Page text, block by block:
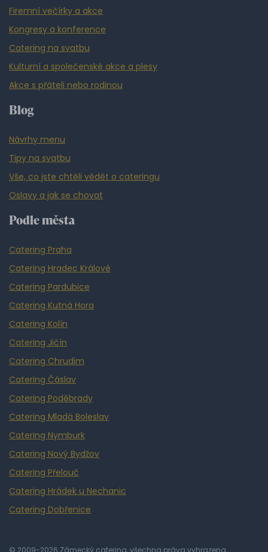
Firemní večírky a akce
Kongresy a konference
Catering na svatbu
Kulturní a společenské akce a plesy
Akce s přáteli nebo rodinou
Blog
Návrhy menu
Tipy na svatbu
Vše, co jste chtěli vědět o cateringu
Oslavy a jak se chovat
Podle města
Catering Praha
Catering Hradec Králové
Catering Pardubice
Catering Kutná Hora
Catering Kolín
Catering Jičín
Catering Chrudim
Catering Čáslav
Catering Poděbrady
Catering Mladá Boleslav
Catering Nymburk
Catering Nový Bydžov
Catering Přelouč
Catering Hrádek u Nechanic
Catering Dobřenice
© 2009-2026 Zámecký catering, všechna práva vyhrazena